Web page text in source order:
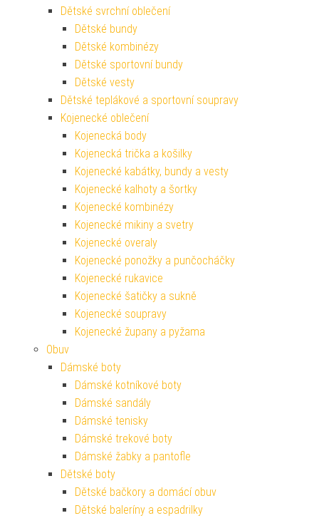
Dětské svrchní oblečení
Dětské bundy
Dětské kombinézy
Dětské sportovní bundy
Dětské vesty
Dětské teplákové a sportovní soupravy
Kojenecké oblečení
Kojenecká body
Kojenecká trička a košilky
Kojenecké kabátky, bundy a vesty
Kojenecké kalhoty a šortky
Kojenecké kombinézy
Kojenecké mikiny a svetry
Kojenecké overaly
Kojenecké ponožky a punčocháčky
Kojenecké rukavice
Kojenecké šatičky a sukně
Kojenecké soupravy
Kojenecké župany a pyžama
Obuv
Dámské boty
Dámské kotníkové boty
Dámské sandály
Dámské tenisky
Dámské trekové boty
Dámské žabky a pantofle
Dětské boty
Dětské bačkory a domácí obuv
Dětské baleríny a espadrilky